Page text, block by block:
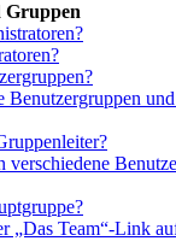
Gruppen
Benutzergruppen
verschiedene
„Das Team“-Link